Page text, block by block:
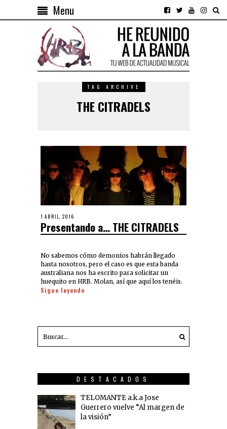
Menu
TAG ARCHIVE
THE CITRADELS
1 ABRIL, 2016
Presentando a… THE CITRADELS
No sabemos cómo demonios habrán llegado
hasta nosotros, pero el caso es que esta banda
australiana nos ha escrito para solicitar un
huequito en HRB. Molan, así que aquí los tenéis.
Sigue leyendo
DESTACADOS
TELOMANTE a.k.a Jose
Guerrero vuelve “Al margen de
la visión”